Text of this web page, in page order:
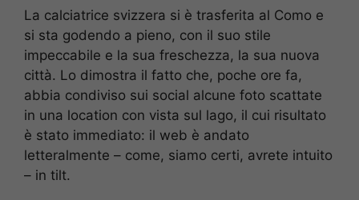
La calciatrice svizzera si è trasferita al Como e
si sta godendo a pieno, con il suo stile
impeccabile e la sua freschezza, la sua nuova
città. Lo dimostra il fatto che, poche ore fa,
abbia condiviso sui social alcune foto scattate
in una location con vista sul lago, il cui risultato
è stato immediato: il web è andato
letteralmente – come, siamo certi, avrete intuito
– in tilt.